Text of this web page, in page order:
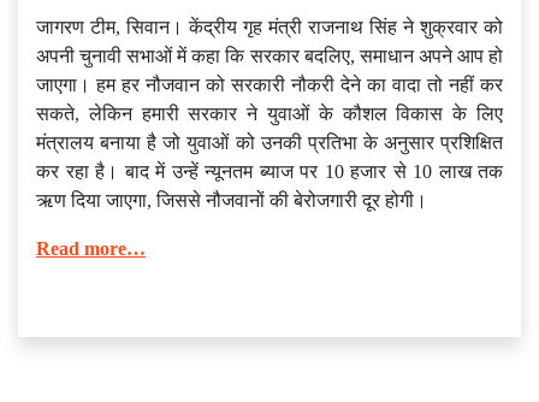
जागरण टीम, सिवान। केंद्रीय गृह मंत्री राजनाथ सिंह ने शुक्रवार को
अपनी चुनावी सभाओं में कहा कि सरकार बदलिए, समाधान अपने आप हो
जाएगा। हम हर नौजवान को सरकारी नौकरी देने का वादा तो नहीं कर
सकते, लेकिन हमारी सरकार ने युवाओं के कौशल विकास के लिए
मंत्रालय बनाया है जो युवाओं को उनकी प्रतिभा के अनुसार प्रशिक्षित
कर रहा है। बाद में उन्हें न्यूनतम ब्याज पर 10 हजार से 10 लाख तक
ऋण दिया जाएगा, जिससे नौजवानों की बेरोजगारी दूर होगी।
Read more…